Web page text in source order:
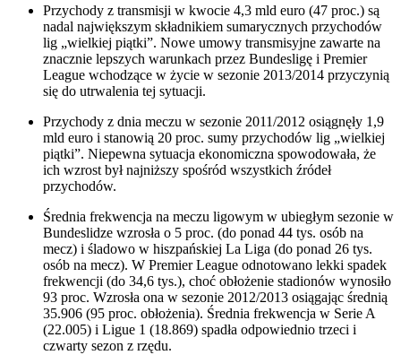
Przychody z transmisji w kwocie 4,3 mld euro (47 proc.) są
nadal największym składnikiem sumarycznych przychodów
lig „wielkiej piątki”. Nowe umowy transmisyjne zawarte na
znacznie lepszych warunkach przez Bundesligę i Premier
League wchodzące w życie w sezonie 2013/2014 przyczynią
się do utrwalenia tej sytuacji.
Przychody z dnia meczu w sezonie 2011/2012 osiągnęły 1,9
mld euro i stanowią 20 proc. sumy przychodów lig „wielkiej
piątki”. Niepewna sytuacja ekonomiczna spowodowała, że
ich wzrost był najniższy spośród wszystkich źródeł
przychodów.
Średnia frekwencja na meczu ligowym w ubiegłym sezonie w
Bundeslidze wzrosła o 5 proc. (do ponad 44 tys. osób na
mecz) i śladowo w hiszpańskiej La Liga (do ponad 26 tys.
osób na mecz). W Premier League odnotowano lekki spadek
frekwencji (do 34,6 tys.), choć obłożenie stadionów wynosiło
93 proc. Wzrosła ona w sezonie 2012/2013 osiągając średnią
35.906 (95 proc. obłożenia). Średnia frekwencja w Serie A
(22.005) i Ligue 1 (18.869) spadła odpowiednio trzeci i
czwarty sezon z rzędu.